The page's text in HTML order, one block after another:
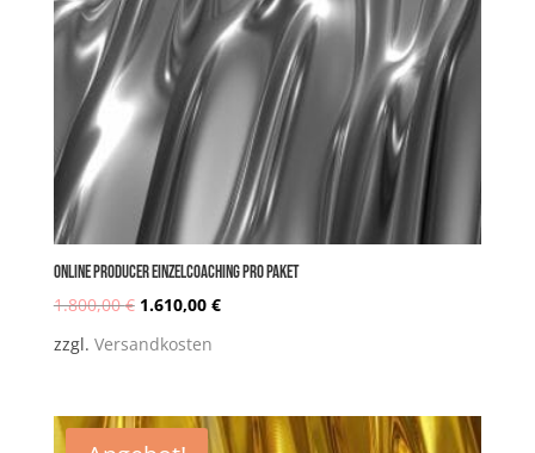
Online PRODUCER Einzelcoaching PRO Paket
1.800,00€ Ursprünglicher
Preis
1.610,00 €Aktueller
Preis
zzgl. Versandkosten